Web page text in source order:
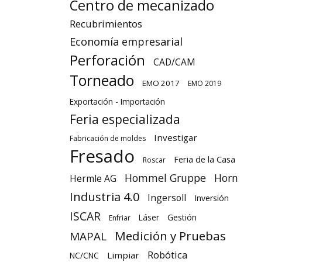
Centro de mecanizado
Recubrimientos
Economía empresarial
Perforación CAD/CAM
Torneado EMO 2017 EMO 2019
Exportación - Importación
Feria especializada
Fabricación de moldes Investigar
Fresado Roscar Feria de la Casa
Hermle AG Hommel Gruppe Horn
Industria 4.0 Ingersoll Inversión
ISCAR Enfriar Láser Gestión
MAPAL Medición y Pruebas
NC/CNC Limpiar Robótica